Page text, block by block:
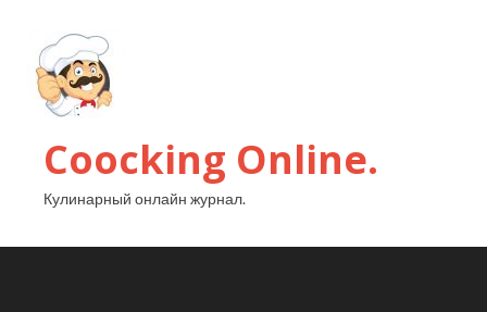
Coocking Online.
Кулинарный онлайн журнал.